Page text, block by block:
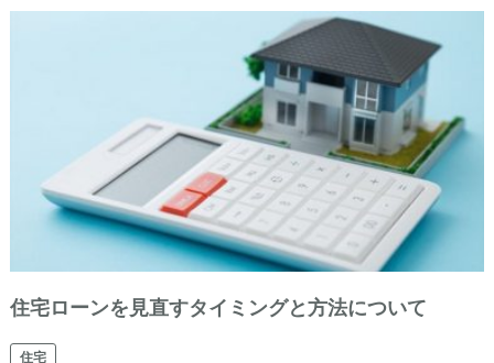
住宅ローンを見直すタイミングと方法について
住宅